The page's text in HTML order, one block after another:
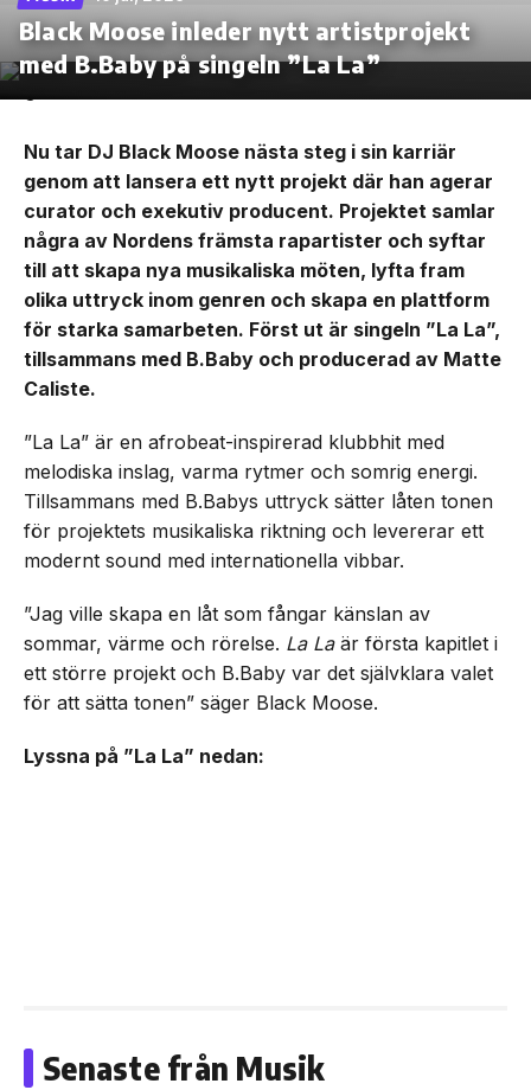
Black Moose inleder nytt artistprojekt
med B.Baby på singeln ”La La”
Nu tar DJ Black Moose nästa steg i sin karriär
genom att lansera ett nytt projekt där han agerar
curator och exekutiv producent. Projektet samlar
några av Nordens främsta rapartister och syftar
till att skapa nya musikaliska möten, lyfta fram
olika uttryck inom genren och skapa en plattform
för starka samarbeten. Först ut är singeln ”La La”,
tillsammans med B.Baby och producerad av Matte
Caliste.
”La La” är en afrobeat-inspirerad klubbhit med
melodiska inslag, varma rytmer och somrig energi.
Tillsammans med B.Babys uttryck sätter låten tonen
för projektets musikaliska riktning och levererar ett
modernt sound med internationella vibbar.
”Jag ville skapa en låt som fångar känslan av
sommar, värme och rörelse. La Laär första kapitlet i
ett större projekt och B.Baby var det självklara valet
för att sätta tonen” säger Black Moose.
Lyssna på ”La La” nedan:
Senaste från Musik